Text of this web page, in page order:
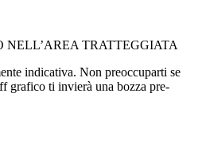
NELL’AREA TRATTEGGIATA
indicativa. Non preoccuparti se
grafico ti invierà una bozza pre-